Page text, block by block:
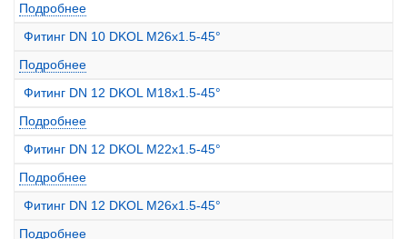
Подробнее
Фитинг DN 10 DKOL M26x1.5-45°
Подробнее
Фитинг DN 12 DKOL M18x1.5-45°
Подробнее
Фитинг DN 12 DKOL M22x1.5-45°
Подробнее
Фитинг DN 12 DKOL M26x1.5-45°
Подробнее